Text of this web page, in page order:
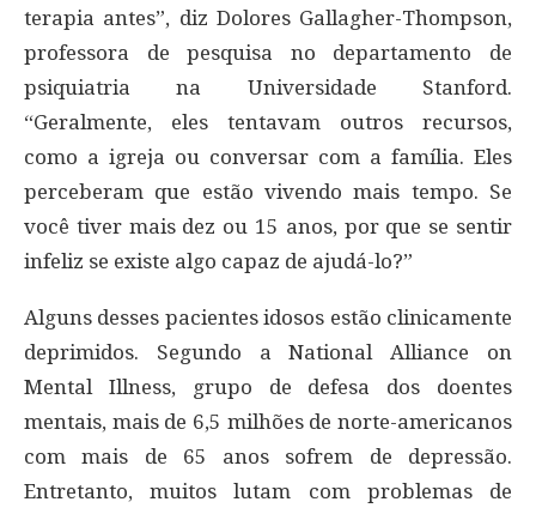
terapia antes”, diz Dolores Gallagher-Thompson,
professora de pesquisa no departamento de
psiquiatria na Universidade Stanford.
“Geralmente, eles tentavam outros recursos,
como a igreja ou conversar com a família. Eles
perceberam que estão vivendo mais tempo. Se
você tiver mais dez ou 15 anos, por que se sentir
infeliz se existe algo capaz de ajudá-lo?”
Alguns desses pacientes idosos estão clinicamente
deprimidos. Segundo a National Alliance on
Mental Illness, grupo de defesa dos doentes
mentais, mais de 6,5 milhões de norte-americanos
com mais de 65 anos sofrem de depressão.
Entretanto, muitos lutam com problemas de